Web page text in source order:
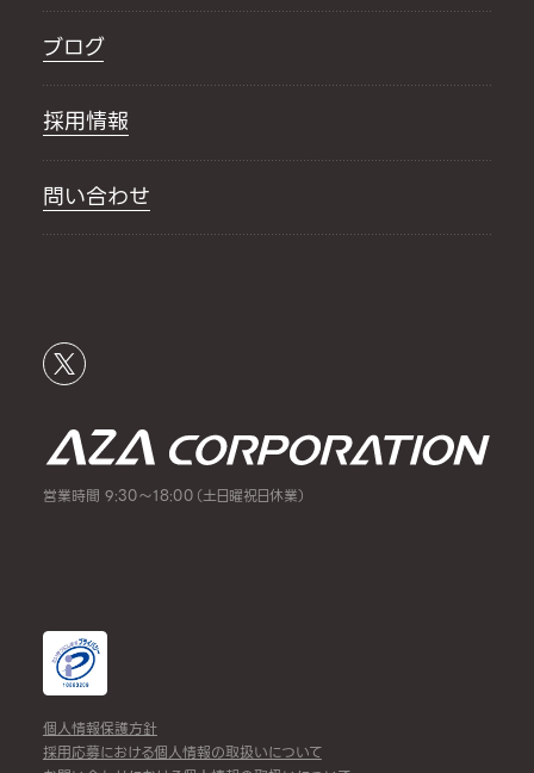
ブログ
採用情報
問い合わせ
営業時間 9:30～18:00（土日曜祝日休業）
個人情報保護方針
採用応募における個人情報の取扱いについて